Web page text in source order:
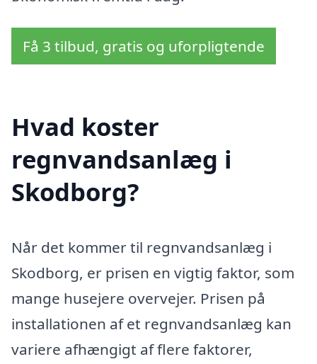
Få 3 tilbud, gratis og uforpligtende
Hvad koster
regnvandsanlæg i
Skodborg?
Når det kommer til regnvandsanlæg i
Skodborg, er prisen en vigtig faktor, som
mange husejere overvejer. Prisen på
installationen af et regnvandsanlæg kan
variere afhængigt af flere faktorer,